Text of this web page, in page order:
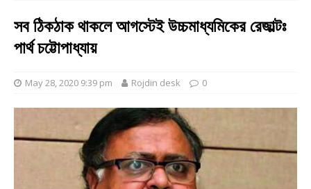
সব ঠিকঠাক থাকলে আগস্টেই উচ্চমাধ্যমিকের রেজাল্টঃ
পার্থ চট্টোপাধ্যায়
May 28, 2020 9:39 pm Rojdin desk 0